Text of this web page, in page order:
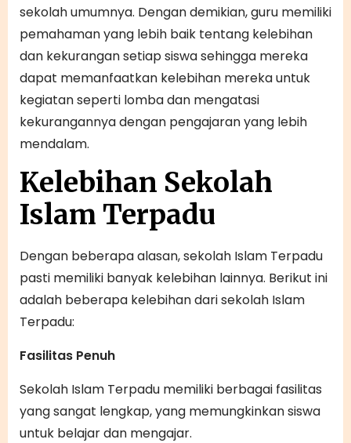
sekolah umumnya. Dengan demikian, guru memiliki
pemahaman yang lebih baik tentang kelebihan
dan kekurangan setiap siswa sehingga mereka
dapat memanfaatkan kelebihan mereka untuk
kegiatan seperti lomba dan mengatasi
kekurangannya dengan pengajaran yang lebih
mendalam.
Kelebihan Sekolah
Islam Terpadu
Dengan beberapa alasan, sekolah Islam Terpadu
pasti memiliki banyak kelebihan lainnya. Berikut ini
adalah beberapa kelebihan dari sekolah Islam
Terpadu:
Fasilitas Penuh
Sekolah Islam Terpadu memiliki berbagai fasilitas
yang sangat lengkap, yang memungkinkan siswa
untuk belajar dan mengajar.